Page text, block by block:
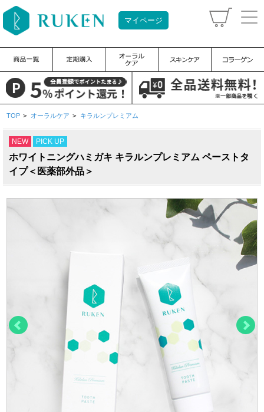
マイページ
TOP > オーラルケア > キラルンプレミアム
NEW PICK UP
ホワイトニングハミガキ キラルンプレミアム ペーストタ
イプ＜医薬部外品＞